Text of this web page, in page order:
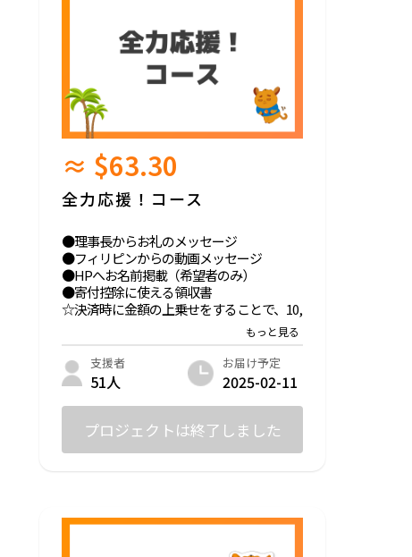
≈ $63.30
全力応援！コース
●理事長からお礼のメッセージ
●フィリピンからの動画メッセージ
●HPへお名前掲載（希望者のみ）
●寄付控除に使える領収書
☆決済時に金額の上乗せをすることで、10,
000円以上の任意額でのご寄付も可能で
す。
支援者
51人
お届け予定
2025-02-11
プロジェクトは終了しました